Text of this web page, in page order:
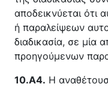
αποδεικνύεται ότι
ή παραλείψεων
διαδικασία, σε μία
προηγούμενων
10.Α4. Η